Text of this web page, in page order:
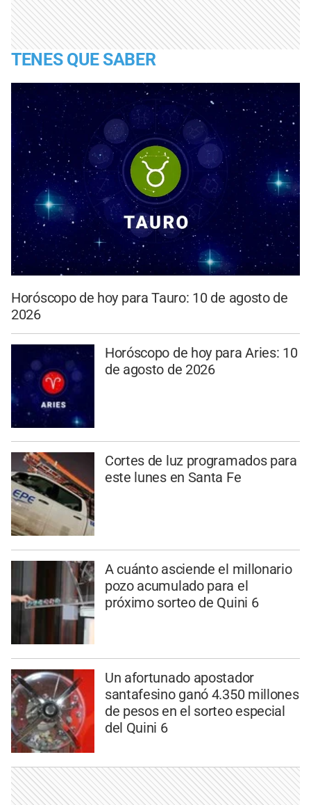
TENES QUE SABER
Horóscopo de hoy para Tauro: 10 de agosto de
2026
Horóscopo de hoy para Aries: 10
de agosto de 2026
Cortes de luz programados para
este lunes en Santa Fe
A cuánto asciende el millonario
pozo acumulado para el
próximo sorteo de Quini 6
Un afortunado apostador
santafesino ganó 4.350 millones
de pesos en el sorteo especial
del Quini 6